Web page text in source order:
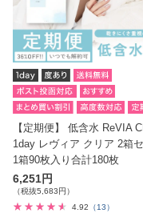
【定期便】 低含水 ReVIA
1day レヴィア クリア 2箱
1箱90枚入り合計180枚
6,251円
（税抜5,683円）
4.92 （13）